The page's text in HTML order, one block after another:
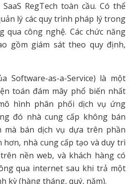
RegTech toàn cầu. Có thể
lý các quy trình pháp lý trong
qua công nghệ. Các chức năng
gồm giám sát theo quy định,
Software-as-a-Service) là một
toán đám mây phổ biến nhất
hình phân phối dịch vụ ứng
đó nhà cung cấp không bán
mà bán dịch vụ dựa trên phần
hơn, nhà cung cấp tạo và duy trì
nền web, và khách hàng có
qua internet sau khi trả một
kỳ (hàng tháng, quý, năm).